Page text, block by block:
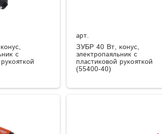
с
арт.
ЗУБР 40 Вт, конус,
электропаяльник с
пластиковой рукояткой
(55400-40)